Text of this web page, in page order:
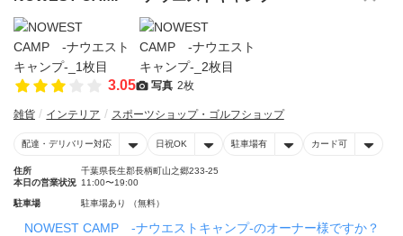
3.05 写真 2枚
雑貨 インテリア スポーツショップ・ゴルフショップ
配達・デリバリー対応 日祝OK 駐車場有 カード可
住所
千葉県長生郡長柄町山之郷233-25
本日の営業状況 11:00〜19:00
駐車場 駐車場あり （無料）
NOWEST CAMP -ナウエストキャンプ-のオーナー様ですか？